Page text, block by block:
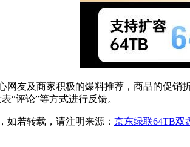
网友及商家积极的爆料推荐，商品的促销
“评论”等方式进行反馈。
如若转载，请注明来源： 京东绿联64TB双